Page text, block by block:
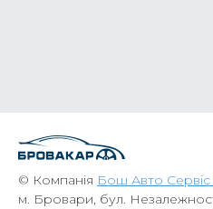
© Компанія Бош Авто
м. Бровари, бул.